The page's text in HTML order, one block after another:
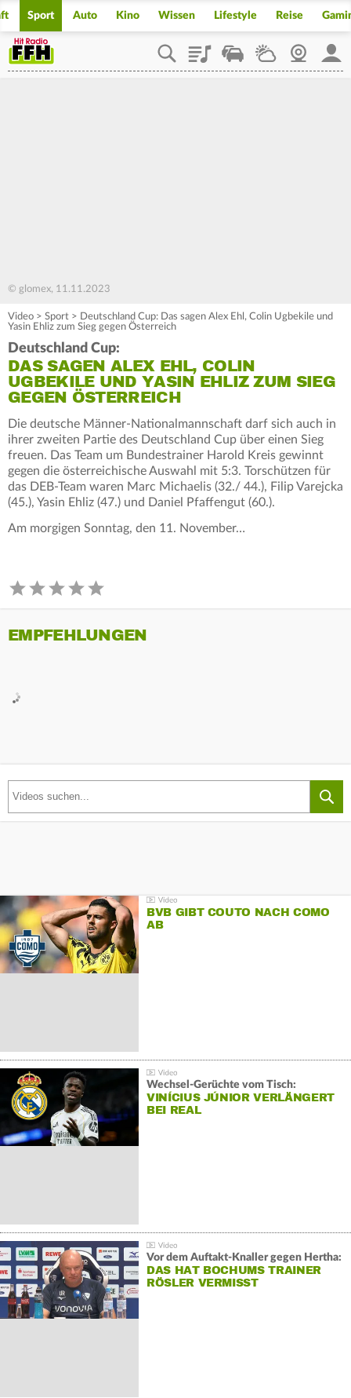
Sport Auto Kino Wissen Lifestyle Reise
PlaylistStaupilotWetterWebcam
© glomex, 11.11.2023
Video > Sport > Deutschland Cup: Das sagen Alex Ehl, Colin Ugbekile und
Yasin Ehliz zum Sieg gegen Österreich
Deutschland Cup:
DAS SAGEN ALEX EHL, COLIN
UGBEKILE UND YASIN EHLIZ ZUM SIEG
GEGEN ÖSTERREICH
Die deutsche Männer-Nationalmannschaft darf sich auch in
ihrer zweiten Partie des Deutschland Cup über einen Sieg
freuen. Das Team um Bundestrainer Harold Kreis gewinnt
gegen die österreichische Auswahl mit 5:3. Torschützen für
das DEB-Team waren Marc Michaelis (32./ 44.), Filip Varejcka
(45.), Yasin Ehliz (47.) und Daniel Pfaffengut (60.).
Am morgigen Sonntag, den 11. November…
EMPFEHLUNGEN
BVB GIBT COUTO NACH COMO
AB
Wechsel-Gerüchte vom Tisch:
VINÍCIUS JÚNIOR VERLÄNGERT
BEI REAL
Vor dem Auftakt-Knaller gegen Hertha:
DAS HAT BOCHUMS TRAINER
RÖSLER VERMISST